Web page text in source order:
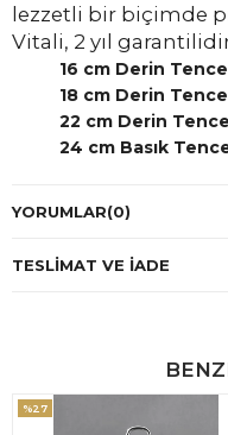
lezzetli bir biçimde
Vitali, 2 yıl
16 cm Derin
18 cm Derin
22 cm Derin
24 cm Basık
YORUMLAR(0)
TESLIMAT VE İADE
%27